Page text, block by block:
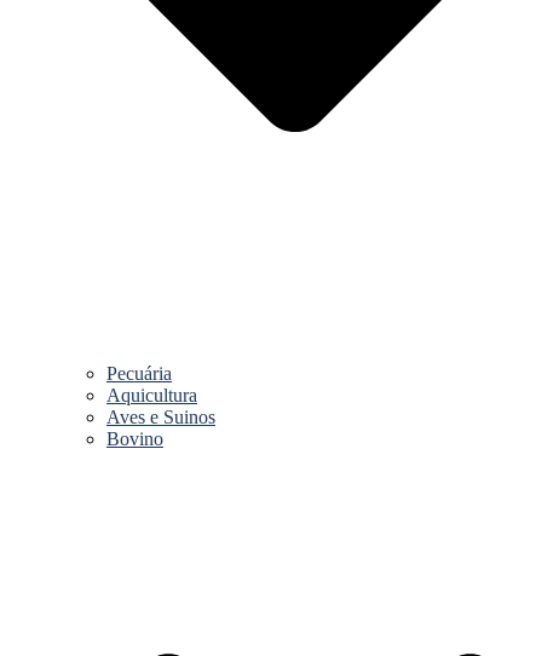
Pecuária
Aquicultura
Aves e Suinos
Bovino